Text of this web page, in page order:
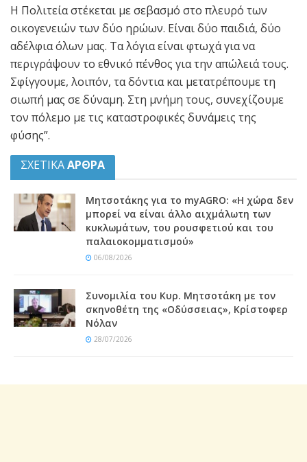
Η Πολιτεία στέκεται με σεβασμό στο πλευρό των
οικογενειών των δύο ηρώων. Είναι δύο παιδιά, δύο
αδέλφια όλων μας. Τα λόγια είναι φτωχά για να
περιγράψουν το εθνικό πένθος για την απώλειά τους.
Σφίγγουμε, λοιπόν, τα δόντια και μετατρέπουμε τη
σιωπή μας σε δύναμη. Στη μνήμη τους, συνεχίζουμε
τον πόλεμο με τις καταστροφικές δυνάμεις της
φύσης”.
ΣΧΕΤΙΚΑΑΡΘΡΑ
Μητσοτάκης για το myAGRO: «Η χώρα δεν
μπορεί να είναι άλλο αιχμάλωτη των
κυκλωμάτων, του ρουσφετιού και του
παλαιοκομματισμού»
06/08/2026
Συνομιλία του Κυρ. Μητσοτάκη με τον
σκηνοθέτη της «Οδύσσειας», Κρίστοφερ
Νόλαν
28/07/2026